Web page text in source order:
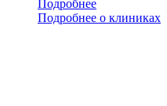
Подробнее
Подробнее о клиниках